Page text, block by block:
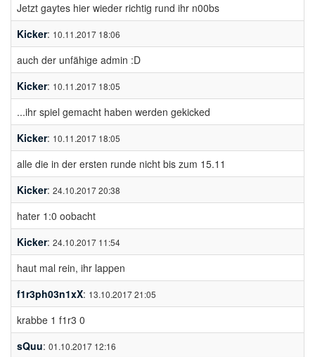
Jetzt gaytes hier wieder richtig rund ihr n00bs
Kicker: 10.11.2017 18:06
auch der unfähige admin :D
Kicker: 10.11.2017 18:05
...ihr spiel gemacht haben werden gekicked
Kicker: 10.11.2017 18:05
alle die in der ersten runde nicht bis zum 15.11
Kicker: 24.10.2017 20:38
hater 1:0 oobacht
Kicker: 24.10.2017 11:54
haut mal rein, ihr lappen
f1r3ph03n1xX: 13.10.2017 21:05
krabbe 1 f1r3 0
sQuu: 01.10.2017 12:16